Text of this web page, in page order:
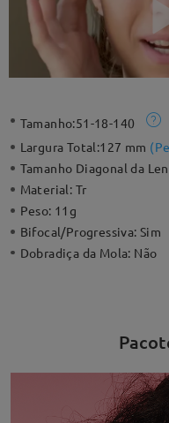
Tamanho:51-18-140
Largura Total:127 mm (
Tamanho Diagonal da
Material: Tr
Peso: 11g
Bifocal/Progressiva:Sim
Dobradiça da Mola: Não